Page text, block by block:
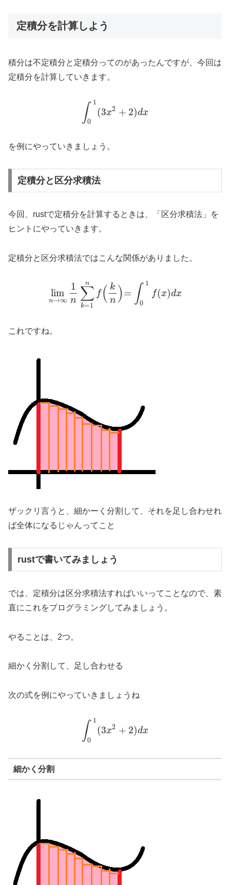
定積分を計算しよう
積分は不定積分と定積分ってのがあったんですが、今回は
定積分を計算していきます。
∫ 1
0
(3x2 + 2)dx
を例にやっていきましょう。
定積分と区分求積法
今回、rustで定積分を計算するときは、「区分求積法」を
ヒントにやっていきます。
定積分と区分求積法ではこんな関係がありました。
lim
n→∞
1
n ∑
k=1
n
f ( k
n ) = ∫ 1
0
f(x)dx
これですね。
ザックリ言うと、細かーく分割して、それを足し合わせれ
ば全体になるじゃんってこと
rustで書いてみましょう
では、定積分は区分求積法すればいいってことなので、素
直にこれをプログラミングしてみましょう。
やることは、2つ。
細かく分割して、足し合わせる
次の式を例にやっていきましょうね
∫ 1
0
(3x2 + 2)dx
細かく分割